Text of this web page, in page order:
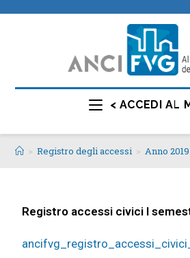
< ACCEDI AL
> Registro degli accessi > Anno 2019
Registro accessi civici I